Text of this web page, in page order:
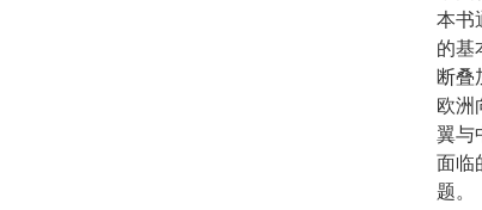
本书
的基
断叠
欧洲
翼与
面临
题。